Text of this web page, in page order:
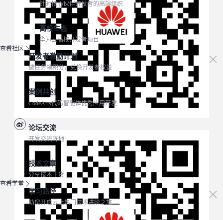
针对核心伙伴开发者的高端组织
高校生态
华为云高校开发者项目
查看社区
开发者激励计划
做任务领积分，兑换开发者权益
案例共创
CodeArts代码智能体优秀应用开发
论坛交流
开发交流阵地
技术文章
分享技术干货
查看学堂
学习路径
助您开启云上热门技术进阶之旅